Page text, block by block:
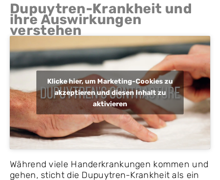
Dupuytren-Krankheit und
ihre Auswirkungen
verstehen
Klicke hier, um Marketing-Cookies zu
akzeptieren und diesen Inhalt zu
aktivieren
Während viele Handerkrankungen kommen und
gehen, sticht die Dupuytren-Krankheit als ein